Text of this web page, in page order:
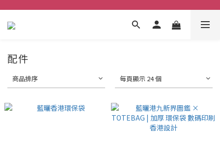
配件
商品排序 每頁顯示 24 個